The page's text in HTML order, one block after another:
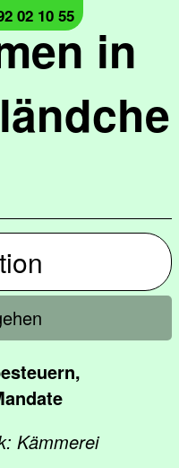
in
02 10 55
Kämmerei